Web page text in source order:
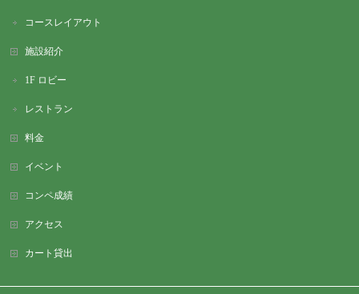
コースレイアウト
施設紹介
1F ロビー
レストラン
料金
イベント
コンペ成績
アクセス
カート貸出